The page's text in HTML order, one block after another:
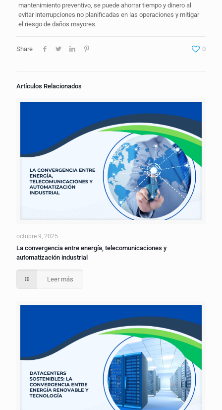
mantenimiento preventivo, se puede ahorrar tiempo y dinero al
evitar interrupciones no planificadas en las operaciones y mitigar
el riesgo de daños mayores.
Share 0
Artículos Relacionados
octubre 9, 2025
La convergencia entre energía, telecomunicaciones y
automatización industrial
Leer más